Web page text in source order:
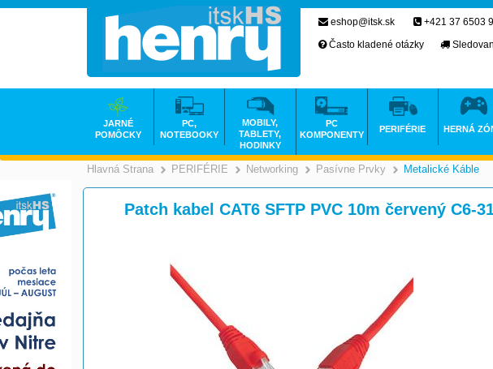
Hlavná Strana >
PERIFÉRIE >
Networking >
Pasívne Prvky >
Metalické Káble
Patch kabel CAT6 SFTP PVC 10m červený C6-
eshop@itsk.sk +421 37 6503
Často kladené otázky
JARNÉ
POMÔCKY
PC,
NOTEBOOKY
MOBILY,
TABLETY,
HODINKY
PC
KOMPONENTY
PERIFÉRIE HERNÁ